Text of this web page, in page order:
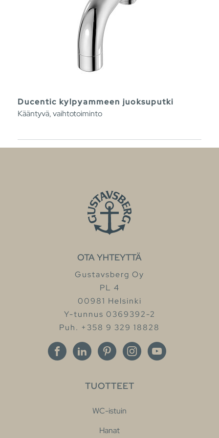
Ducentic kylpyammeen juoksuputki
Kääntyvä, vaihtotoiminto
OTA YHTEYTTÄ
Gustavsberg Oy
PL 4
00981 Helsinki
Y-tunnus 0369392-2
Puh. +358 9 329 18828
TUOTTEET
WC-istuin
Hanat